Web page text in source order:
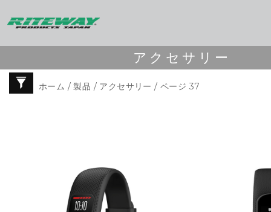
アクセサリー
ホーム /製品 / アクセサリー / ページ 37